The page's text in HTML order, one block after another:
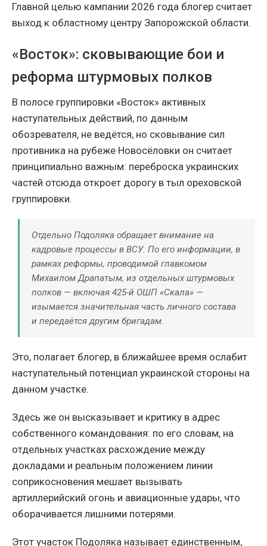
Главной целью кампании 2026 года блогер считает
выход к областному центру Запорожской области.
«Восток»: сковывающие бои и
реформа штурмовых полков
В полосе группировки «Восток» активных
наступательных действий, по данным
обозревателя, не ведётся, но сковывание сил
противника на рубеже Новосёловки он считает
принципиально важным: переброска украинских
частей отсюда откроет дорогу в тыл ореховской
группировки.
Отдельно Подоляка обращает внимание на
кадровые процессы в ВСУ. По его информации, в
рамках реформы, проводимой главкомом
Михаилом Драпатым, из отдельных штурмовых
полков — включая 425-й ОШП «Скала» —
изымается значительная часть личного состава
и передаётся другим бригадам.
Это, полагает блогер, в ближайшее время ослабит
наступательный потенциал украинской стороны на
данном участке.
Здесь же он высказывает и критику в адрес
собственного командования: по его словам, на
отдельных участках расхождение между
докладами и реальным положением линии
соприкосновения мешает вызывать
артиллерийский огонь и авиационные удары, что
оборачивается лишними потерями.
Этот участок Подоляка называет единственным,